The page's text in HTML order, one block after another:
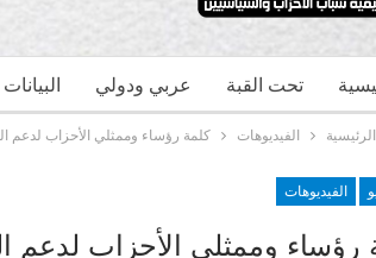
عربي ودولي تحت القبة
الفيديوهات كلمة رؤساء وممثلي الأحزاب لدعم
الفيديوهات
رؤساء وممثلي الأحزاب لدعم